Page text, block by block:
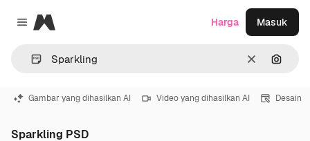
Close menu
Magnific
Jernih
Harga Masuk
Gambar yang dihasilkan AI Video yang dihasilkan AI Desain
Sparkling PSD